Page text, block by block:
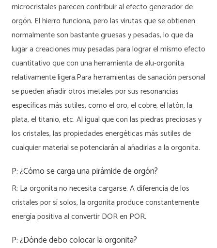
microcristales parecen contribuir al efecto generador de
orgón. El hierro funciona, pero las virutas que se obtienen
normalmente son bastante gruesas y pesadas, lo que da
lugar a creaciones muy pesadas para lograr el mismo efecto
cuantitativo que con una herramienta de alu-orgonita
relativamente ligera.Para herramientas de sanación personal
se pueden añadir otros metales por sus resonancias
específicas más sutiles, como el oro, el cobre, el latón, la
plata, el titanio, etc. Al igual que con las piedras preciosas y
los cristales, las propiedades energéticas más sutiles de
cualquier material se potenciarán al añadirlas a la orgonita.
P: ¿Cómo se carga una pirámide de orgón?
R: La orgonita no necesita cargarse. A diferencia de los
cristales por sí solos, la orgonita produce constantemente
energía positiva al convertir DOR en POR.
P: ¿Dónde debo colocar la orgonita?